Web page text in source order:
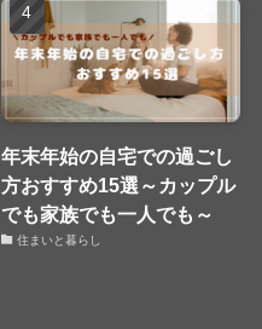
年末年始の自宅での過ごし
方おすすめ15選～カップル
でも家族でも一人でも～
住まいと暮らし